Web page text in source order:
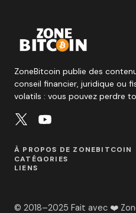
ZoneBitcoin publie des
conseil financier, juridique ou
volatils : vous pouvez perdre
À PROPOS DE ZONEBITCOIN
CATÉGORIES
LIENS
© 2018–2025 Fait avec ❤️